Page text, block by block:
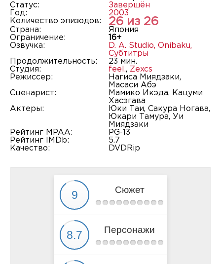
Статус:
Завершён
Год:
2003
Количество эпизодов:
26 из 26
Страна:
Япония
Ограничение:
16+
Озвучка:
D. A. Studio, Onibaku,
Субтитры
Продолжительность:
23 мин.
Студия:
feel., Zexcs
Режиссер:
Нагиса Миядзаки,
Масаси Абэ
Сценарист:
Мамико Икэда, Кацуми
Хасэгава
Актеры:
Юки Таи, Сакура Ногава,
Юкари Тамура, Уи
Миядзаки
Рейтинг MPAA:
PG-13
Рейтинг IMDb:
5.7
Качество:
DVDRip
Сюжет
Персонажи